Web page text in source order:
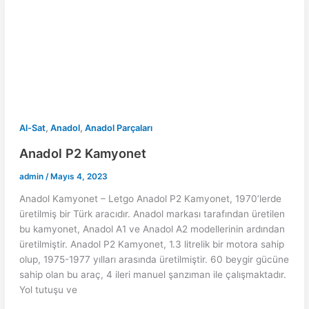
Al-Sat, Anadol, Anadol Parçaları
Anadol P2 Kamyonet
admin /Mayıs 4, 2023
Anadol Kamyonet – Letgo Anadol P2 Kamyonet, 1970’lerde
üretilmiş bir Türk aracıdır. Anadol markası tarafından üretilen
bu kamyonet, Anadol A1 ve Anadol A2 modellerinin ardından
üretilmiştir. Anadol P2 Kamyonet, 1.3 litrelik bir motora sahip
olup, 1975-1977 yılları arasında üretilmiştir. 60 beygir gücüne
sahip olan bu araç, 4 ileri manuel şanzıman ile çalışmaktadır.
Yol tutuşu ve